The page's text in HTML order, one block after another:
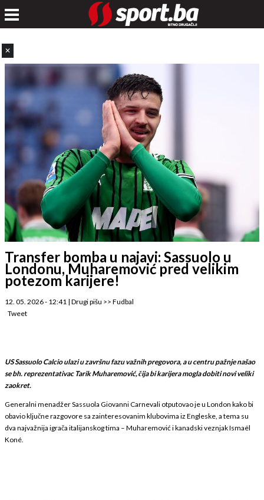
✕
Transfer bomba u najavi: Sassuolo u
Londonu, Muharemović pred velikim
potezom karijere!
12. 05. 2026 - 12:41 | Drugi pišu >> Fudbal
Tweet
US Sassuolo Calcioulazi u završnu fazu važnih pregovora, a u centru pažnje našao
se bh. reprezentativac Tarik Muharemović, čija bi karijera mogla dobiti novi veliki
zaokret.
Generalni menadžer Sassuola Giovanni Carnevali otputovao je u London kako bi
obavio ključne razgovore sa zainteresovanim klubovima iz Engleske, a tema su
dva najvažnija igrača italijanskog tima – Muharemović i kanadski veznjakIsmaël
Koné